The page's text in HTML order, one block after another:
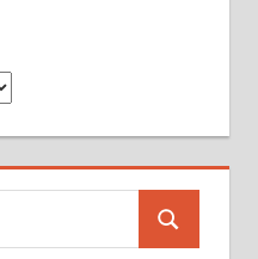
Suchen